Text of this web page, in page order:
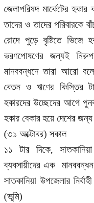
জেলাপরিষদ মার্কেটের হকার
তাদের ও তাদের পরিবারকে
রোদে পুড়ে বৃষ্টিতে ভিজে
ভরণপোষণের জন্যই
মানববন্ধনে তারা আরো
বেতন ও ঋণের কিস্তির
হকারদের উচ্ছেদের আগে
হকার বেকার হয়ে দেশের জন্য
(৩১ অক্টোবর) সকাল
১১ টার দিকে,
ব্যবসায়ীদের এক
সাতকানিয়া উপজেলার
(ভূমি)